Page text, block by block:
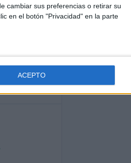
cambiar sus preferencias o retirar su
en el botón "Privacidad" en la parte
ACEPTO